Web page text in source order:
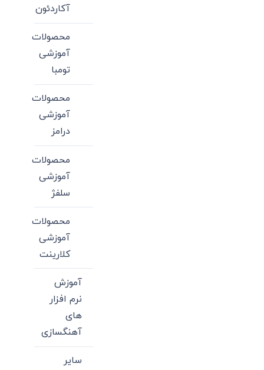
آکاردئون
محصولات
آموزشی
تومبا
محصولات
آموزشی
درامز
محصولات
آموزشی
سلفژ
محصولات
آموزشی
کلارینت
آموزش
نرم افزار
های
آهنگسازی
سایر